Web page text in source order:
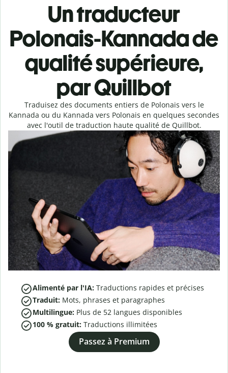
Un traducteur
Polonais-Kannada de
qualité supérieure,
par Quillbot
Traduisez des documents entiers de Polonais vers le
Kannada ou du Kannada vers Polonais en quelques secondes
avec l'outil de traduction haute qualité de Quillbot.
Alimenté par l'IA: Traductions rapides et précises
Traduit: Mots, phrases et paragraphes
Multilingue: Plus de 52 langues disponibles
100 % gratuit: Traductions illimitées
Passez à Premium